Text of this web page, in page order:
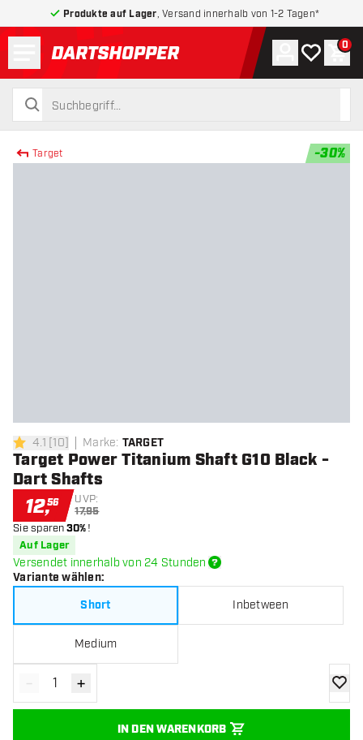
Produkte auf Lager , Versand innerhalb von 1-2 Tagen*
zurück zur Startseite
suchen
suchen
Konto
Meine 0
Target -30%
4.1 Bewertungssterne
4.1 [10] Marke: TARGET
Target Power Titanium Shaft G10 Black -
Dart Shafts
12,56 UVP:
17,95
Sie sparen30%!
Auf Lager
Versendet innerhalb von 24 Stunden
Variante wählen:
Short
Inbetween
Medium
Menge verringern
- Menge erhöhen
+
IN DEN WARENKORB
Zur